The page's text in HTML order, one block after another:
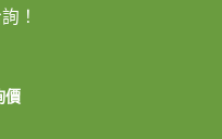
！
價